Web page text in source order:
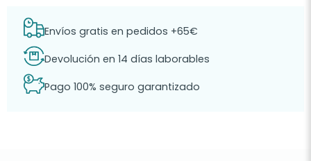
Envíos gratis en pedidos +65€
Devolución en 14 días laborables
Pago 100% seguro garantizado